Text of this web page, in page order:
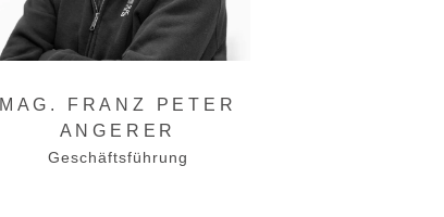
MAG. FRANZ PETER
ANGERER
Geschäftsführung